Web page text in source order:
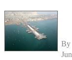
By